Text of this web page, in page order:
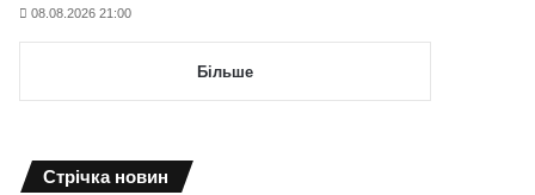
08.08.2026 21:00
Більше
Cтрічка новин